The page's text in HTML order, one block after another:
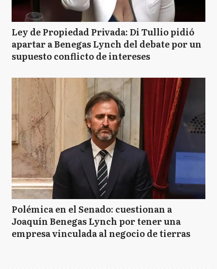
Ley de Propiedad Privada: Di Tullio pidió
apartar a Benegas Lynch del debate por un
supuesto conflicto de intereses
Polémica en el Senado: cuestionan a
Joaquín Benegas Lynch por tener una
empresa vinculada al negocio de tierras